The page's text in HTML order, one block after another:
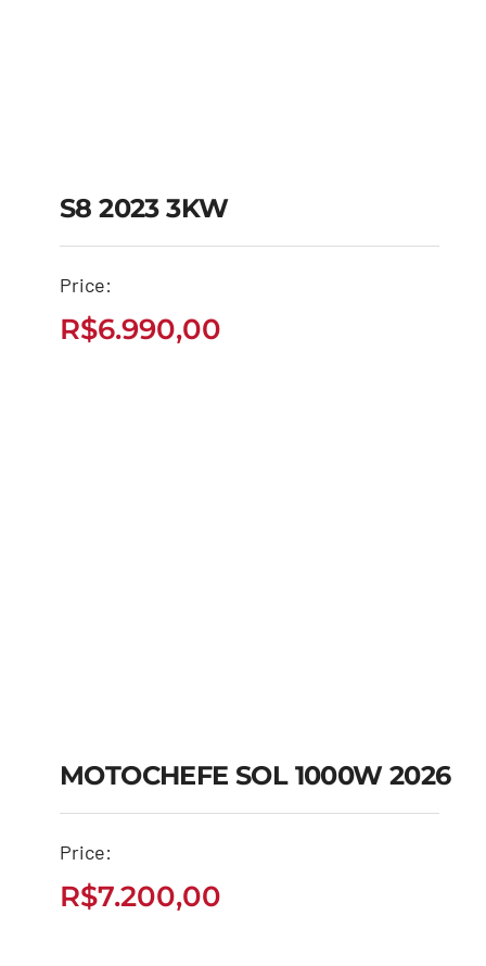
R$6.990,00
S8 2023 3KW
Price:
R$6.990,00
MOTOCHEFE SOL
1000W 2026
MOTOCHEFE SOL 1000W 2026
Price:
R$7.200,00